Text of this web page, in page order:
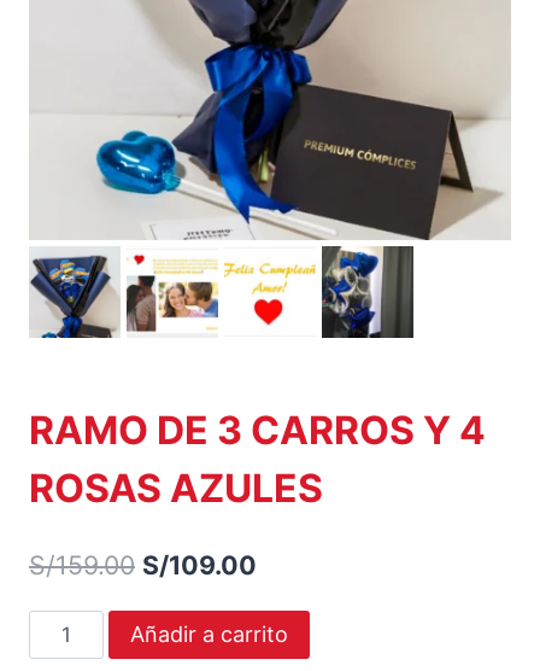
RAMO DE 3 CARROS Y 4
ROSAS AZULES
S/159.00 El
precio
original
S/109.00
precio
actual
RAMO
DE
Añadir a carrito